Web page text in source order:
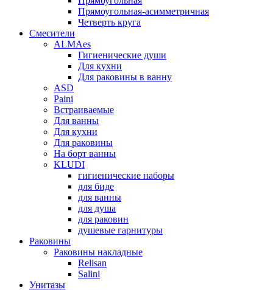
Прямоугольная-асимметричная
Четверть круга
Смесители
ALMAes
Гигиенические души
Для кухни
Для раковины в ванну
ASD
Paini
Встраиваемые
Для ванны
Для кухни
Для раковины
На борт ванны
KLUDI
гигиенические наборы
для биде
для ванны
для душа
для раковин
душевые гарнитуры
Раковины
Раковины накладные
Relisan
Salini
Унитазы